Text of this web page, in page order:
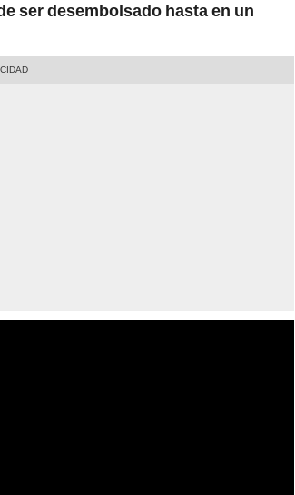
ser desembolsado hasta en un